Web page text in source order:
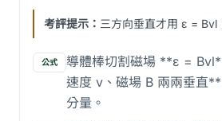
考評提示： 三方向垂直才用 ε = Bvl
公式
導體棒切割磁場 **ε =
速度 v、磁場 B 兩兩垂直
分量。